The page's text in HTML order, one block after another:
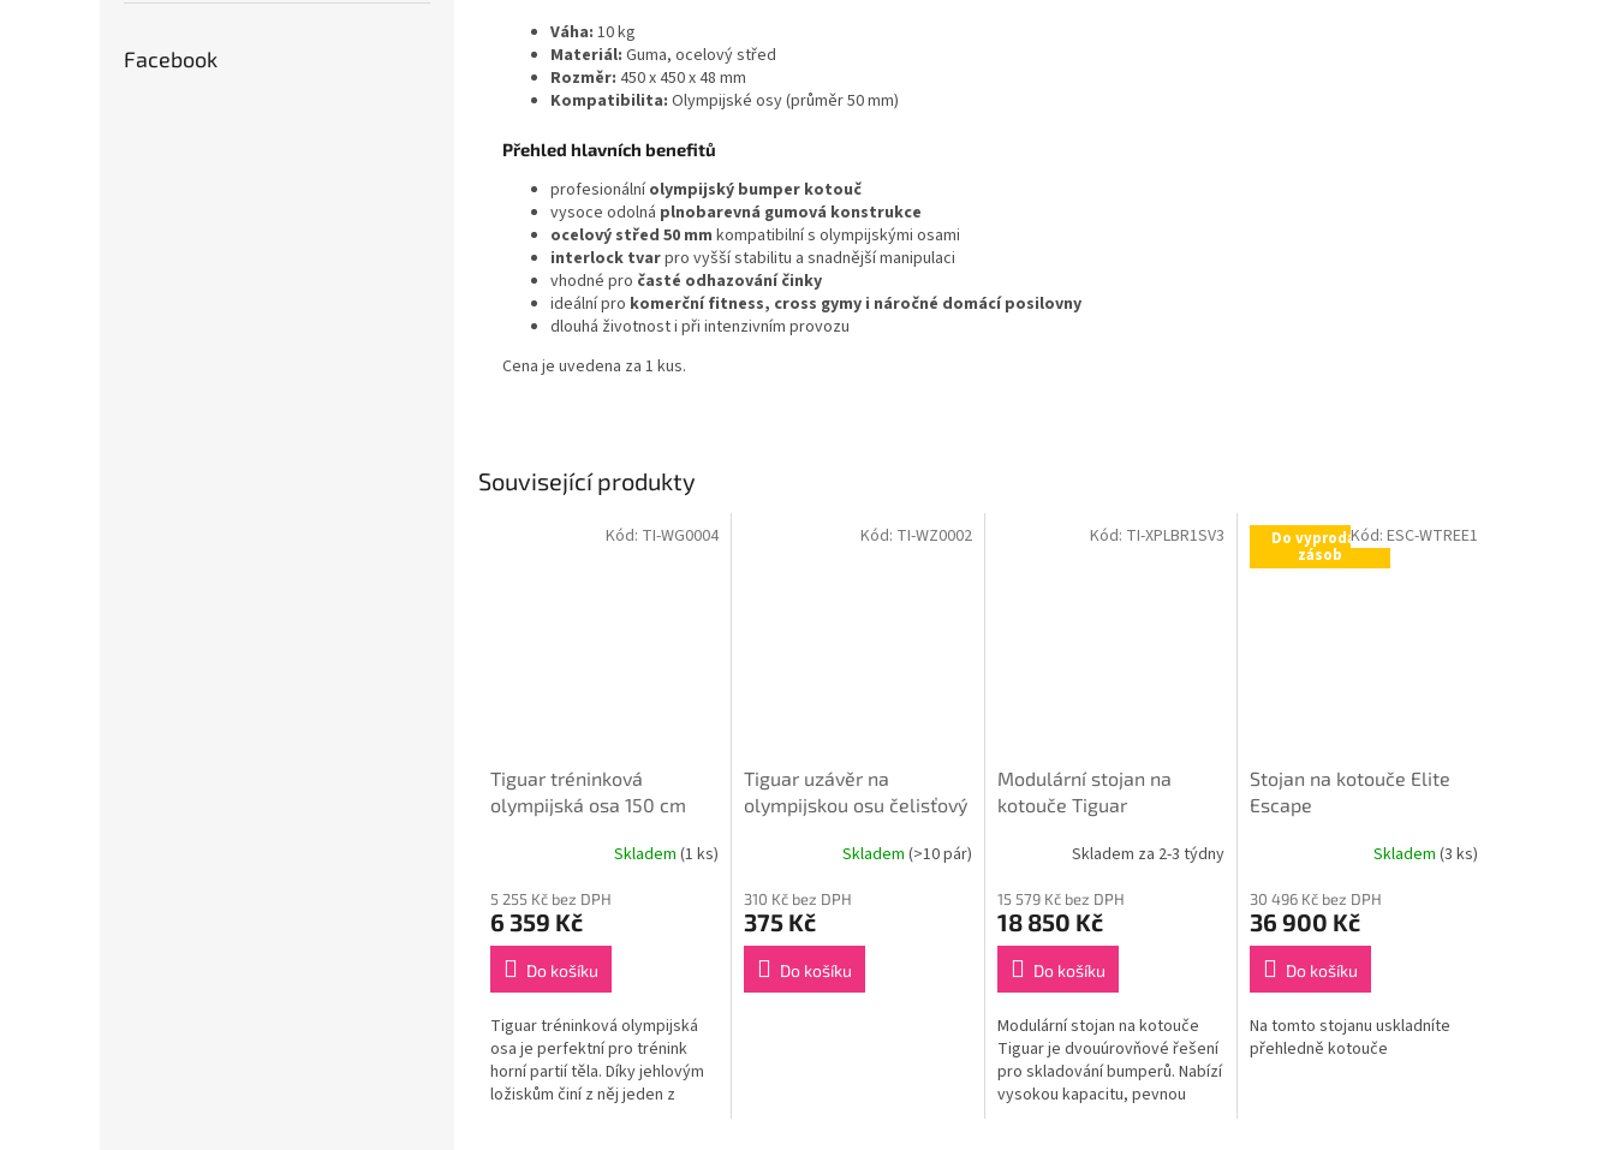
Facebook
Související produkty
Tiguar tréninková
olympijská osa 150 cm
Skladem (1 ks)
5 255 Kč bez DPH
6 359 Kč
Do košíku
Tiguar tréninková olympijská
osa je perfektní pro trénink
horní partií těla. Díky jehlovým
ložiskům činí z něj jeden z
Kód: TI-WG0004
Tiguar uzávěr na
olympijskou osu čelisťový
Skladem (>10 pár)
310 Kč bez DPH
375 Kč
Do košíku
Kód: TI-WZ0002
Modulární stojan na
kotouče Tiguar
Skladem za 2-3 týdny
15 579 Kč bez DPH
18 850 Kč
Do košíku
Modulární stojan na kotouče
Tiguar je dvouúrovňové řešení
pro skladování bumperů. Nabízí
vysokou kapacitu, pevnou
Kód: TI-XPLBR1SV3 Do vyprodání
zásob
Stojan na kotouče Elite
Escape
Skladem (3 ks)
30 496 Kč bez DPH
36 900 Kč
Do košíku
Na tomto stojanu uskladníte
přehledně kotouče
Kód: ESC-WTREE1
Váha: 10 kg
Materiál: Guma, ocelový střed
Rozměr: 450 x 450 x 48 mm
Kompatibilita: Olympijské osy (průměr 50 mm)
Přehled hlavních benefitů
profesionálníolympijský bumper kotouč
vysoce odolná plnobarevná gumová konstrukce
ocelový střed 50 mm kompatibilní s olympijskými osami
interlock tvarpro vyšší stabilitu a snadnější manipulaci
vhodné pro časté odhazování činky
ideální pro komerční fitness, cross gymy i náročné domácí posilovny
dlouhá životnost i při intenzivním provozu
Cena je uvedena za 1 kus.